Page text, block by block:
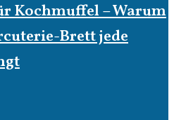
Kochmuffel – Warum
Brett jede